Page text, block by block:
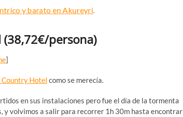
y barato en Akureyri.
(38,72€/persona)
]
Country Hotel como se merecía.
en sus instalaciones pero fue el día de la tormenta
y volvimos a salir para recorrer 1h 30m hasta encontrar